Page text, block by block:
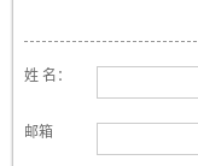
姓 名：
邮箱